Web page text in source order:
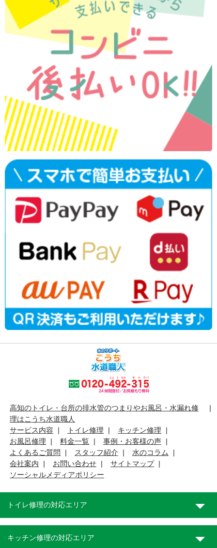
高知のトイレ・台所の排水管のつまりやお風呂・水漏れ修
理はこうち水道職人
サービス内容
トイレ修理
キッチン修理
お風呂修理
料金一覧
事例・お客様の声
よくあるご質問
スタッフ紹介
水のコラム
会社案内
お問い合わせ
サイトマップ
ソーシャルメディアポリシー
トイレ修理の対応エリア
キッチン修理の対応エリア